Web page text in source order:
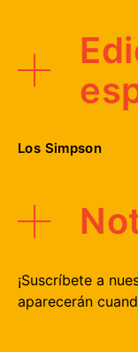
Los Simpson
¡Suscríbete a
aparecerán